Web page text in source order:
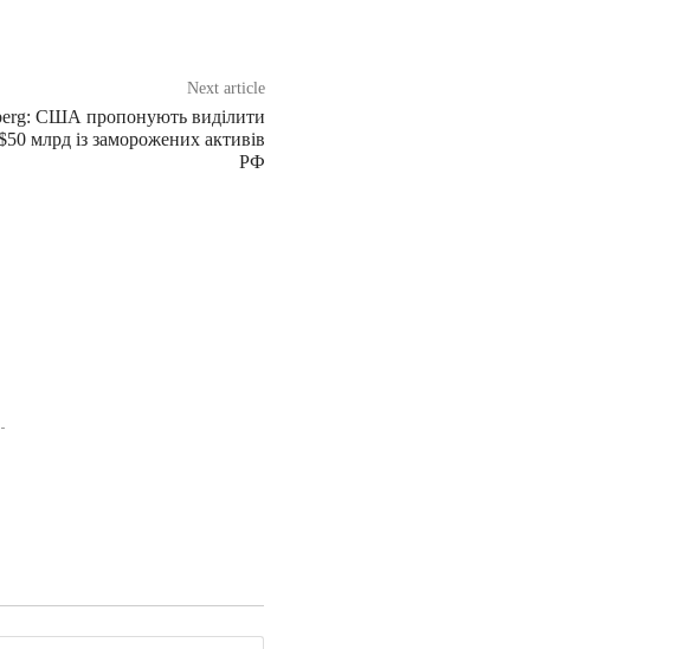
Next article
США пропонують виділити
млрд із заморожених активів
РФ